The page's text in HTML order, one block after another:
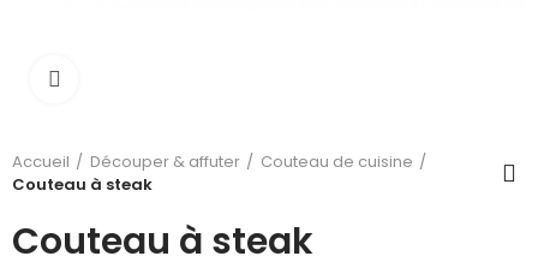
Accueil Découper & affuter
Couteau de cuisine
Couteau à steak
Couteau à steak